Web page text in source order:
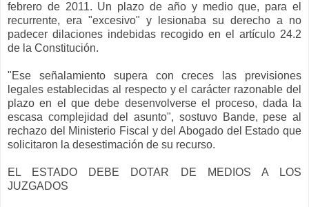
febrero de 2011. Un plazo de año y medio que, para el
recurrente, era "excesivo" y lesionaba su derecho a no
padecer dilaciones indebidas recogido en el artículo 24.2
de la Constitución.
"Ese señalamiento supera con creces las previsiones
legales establecidas al respecto y el carácter razonable del
plazo en el que debe desenvolverse el proceso, dada la
escasa complejidad del asunto", sostuvo Bande, pese al
rechazo del Ministerio Fiscal y del Abogado del Estado que
solicitaron la desestimación de su recurso.
EL ESTADO DEBE DOTAR DE MEDIOS A LOS
JUZGADOS